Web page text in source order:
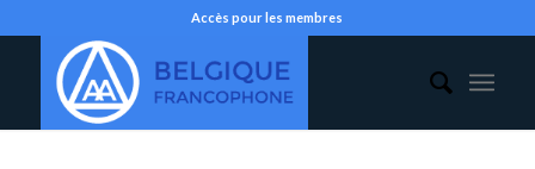
Accès pour les membres